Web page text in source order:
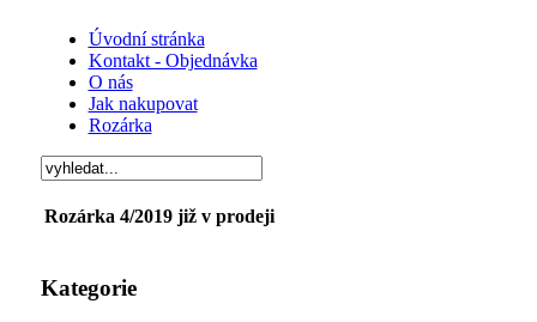
Úvodní stránka
Kontakt - Objednávka
O nás
Jak nakupovat
Rozárka
Rozárka 4/2019 již v prodeji
Kategorie